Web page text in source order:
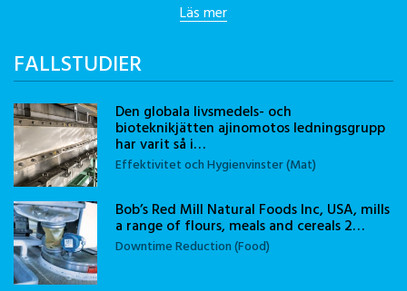
Läs mer
FALLSTUDIER
Den globala livsmedels- och
bioteknikjätten ajinomotos ledningsgrupp
har varit så i…
Effektivitet och Hygienvinster (Mat)
Bob’s Red Mill Natural Foods Inc, USA, mills
a range of flours, meals and cereals 2…
Downtime Reduction (Food)